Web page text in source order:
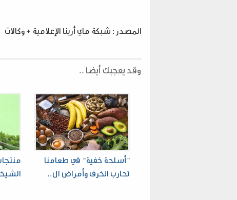
المصدر : شبكة ماي أرينا الإعلامية + وكالات
وقد يعجبك أيضا ..
"أسلحة خفية" في طعامنا
تحارب الخرف وأمراض ال..